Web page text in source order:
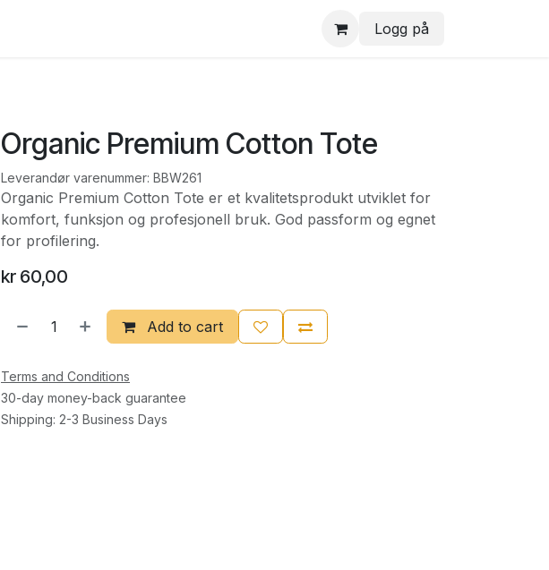
Logg på
Organic Premium Cotton Tote
Leverandør varenummer: BBW261
Organic Premium Cotton Tote er et kvalitetsprodukt utviklet for
komfort, funksjon og profesjonell bruk. God passform og egnet
for profilering.
kr 60,00
Add to cart
Terms and Conditions
30-day money-back guarantee
Shipping: 2-3 Business Days